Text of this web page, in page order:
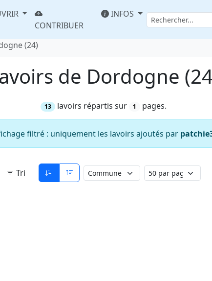
CONTRIBUER
INFOS
(24)
de Dordogne
13 lavoirs répartis sur 1 pages.
filtré : uniquement les lavoirs ajoutés par
Tri